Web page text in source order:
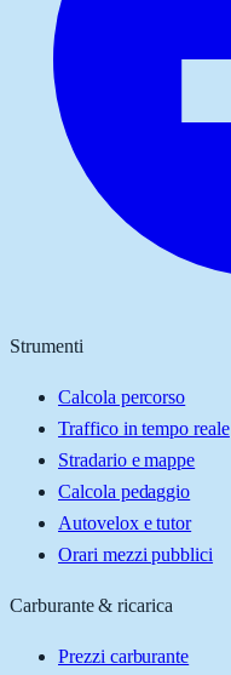
Strumenti
Calcola percorso
Traffico in tempo reale
Stradario e mappe
Calcola pedaggio
Autovelox e tutor
Orari mezzi pubblici
Carburante & ricarica
Prezzi carburante